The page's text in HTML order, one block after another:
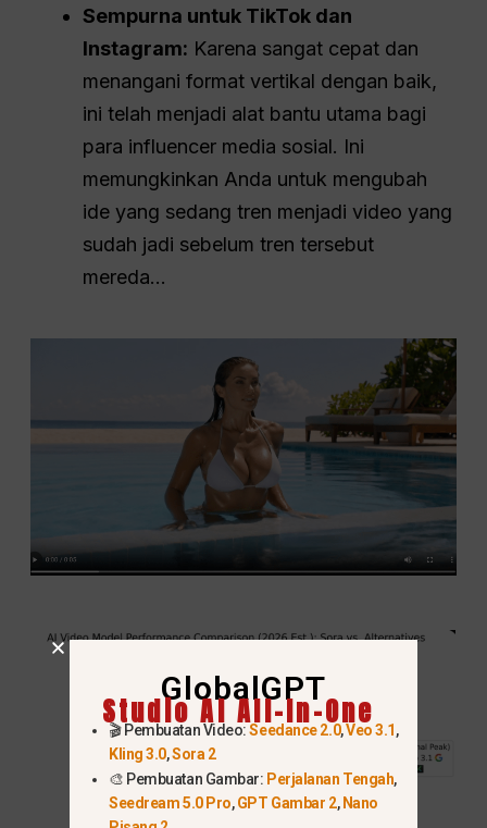
Sempurna untuk TikTok dan
Instagram: Karena sangat cepat dan
menangani format vertikal dengan baik,
ini telah menjadi alat bantu utama bagi
para influencer media sosial. Ini
memungkinkan Anda untuk mengubah
ide yang sedang tren menjadi video yang
sudah jadi sebelum tren tersebut
mereda...
GlobalGPT
Studio AI All-In-One
🎬 Pembuatan Video:Seedance 2.0,Veo 3.1,
Kling 3.0,Sora 2
🎨 Pembuatan Gambar: Perjalanan Tengah,
Seedream 5.0 Pro,GPT Gambar 2,Nano